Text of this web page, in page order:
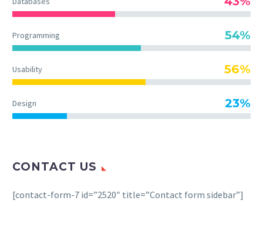
Programming 54%
Usability 56%
Design 23%
CONTACT US
[contact-form-7 id=”2520″ title=”Contact form sidebar”]